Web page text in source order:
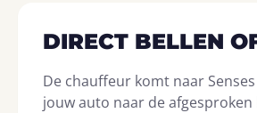
DIRECT BELLEN
De chauffeur komt naar
jouw auto naar de